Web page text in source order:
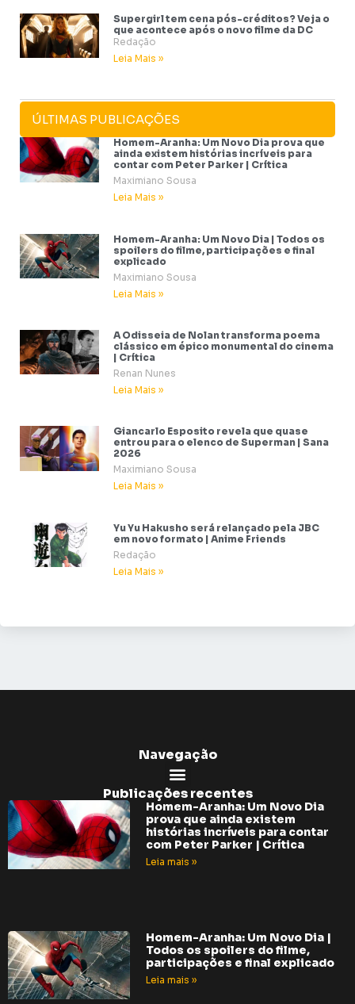
Supergirl tem cena pós-créditos? Veja o
que acontece após o novo filme da DC
Redação
Leia Mais »
ÚLTIMAS PUBLICAÇÕES
Homem-Aranha: Um Novo Dia prova que
ainda existem histórias incríveis para
contar com Peter Parker | Crítica
Maximiano Sousa
Leia Mais »
Homem-Aranha: Um Novo Dia | Todos os
spoilers do filme, participações e final
explicado
Maximiano Sousa
Leia Mais »
A Odisseia de Nolan transforma poema
clássico em épico monumental do cinema
| Crítica
Renan Nunes
Leia Mais »
Giancarlo Esposito revela que quase
entrou para o elenco de Superman | Sana
2026
Maximiano Sousa
Leia Mais »
Yu Yu Hakusho será relançado pela JBC
em novo formato | Anime Friends
Redação
Leia Mais »
Navegação
Publicações recentes
Homem-Aranha: Um Novo Dia
prova que ainda existem
histórias incríveis para contar
com Peter Parker | Crítica
Leia mais »
Homem-Aranha: Um Novo Dia |
Todos os spoilers do filme,
participações e final explicado
Leia mais »